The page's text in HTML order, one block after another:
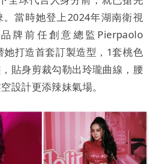
當時她登上2024年湖南衛視
牌前任創意總監Pierpaolo
她打造首套訂製造型，1套桃色
貼身剪裁勾勒出玲瓏曲線，腰
設計更添辣妹氣場。